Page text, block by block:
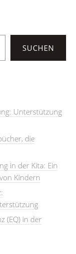
SUCHEN
Unterstützung
die
in der Kita: Ein
Kindern
(EQ) in der